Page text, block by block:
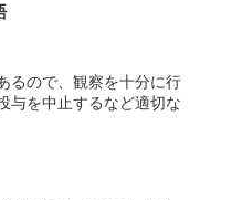
るので、観察を十分に行
与を中止するなど適切な